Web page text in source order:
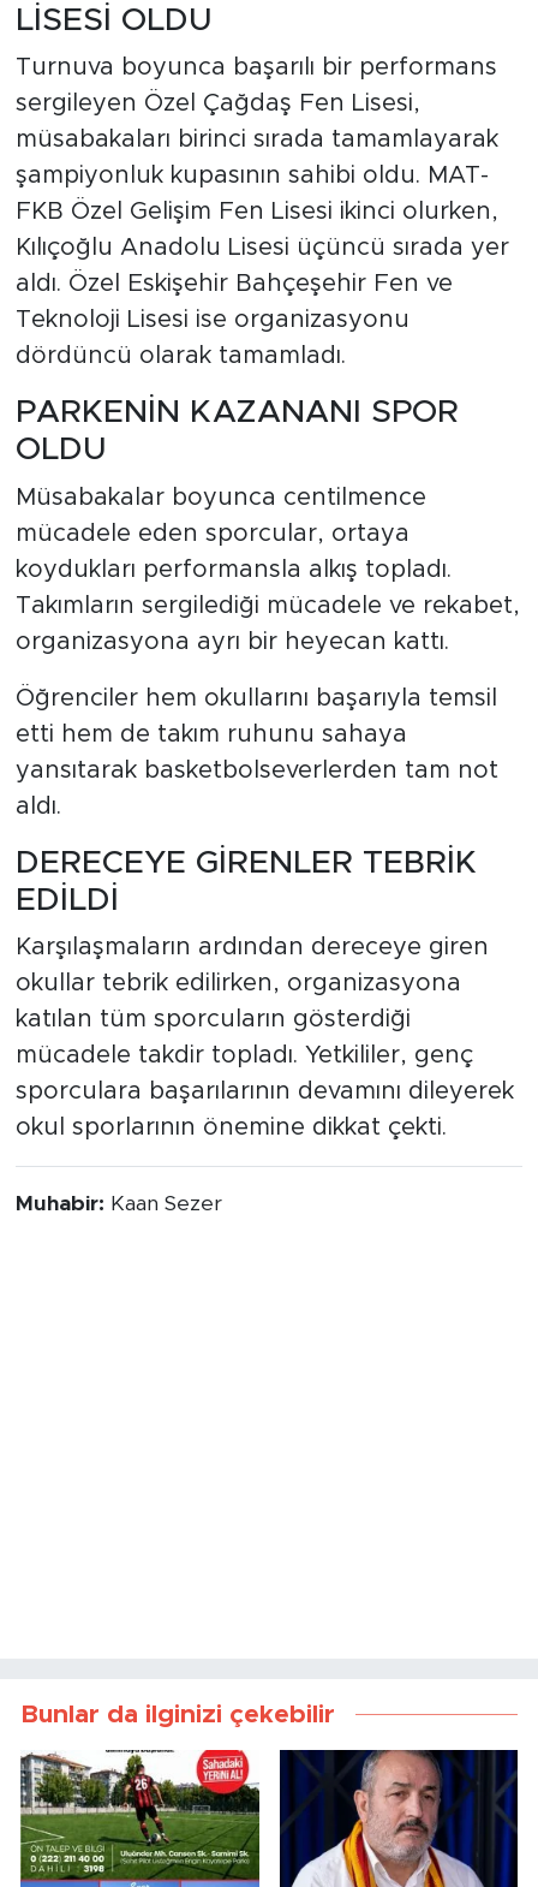
LİSESİ OLDU
Turnuva boyunca başarılı bir performans
sergileyen Özel Çağdaş Fen Lisesi,
müsabakaları birinci sırada tamamlayarak
şampiyonluk kupasının sahibi oldu. MAT-
FKB Özel Gelişim Fen Lisesi ikinci olurken,
Kılıçoğlu Anadolu Lisesi üçüncü sırada yer
aldı. Özel Eskişehir Bahçeşehir Fen ve
Teknoloji Lisesi ise organizasyonu
dördüncü olarak tamamladı.
PARKENİN KAZANANI SPOR
OLDU
Müsabakalar boyunca centilmence
mücadele eden sporcular, ortaya
koydukları performansla alkış topladı.
Takımların sergilediği mücadele ve rekabet,
organizasyona ayrı bir heyecan kattı.
Öğrenciler hem okullarını başarıyla temsil
etti hem de takım ruhunu sahaya
yansıtarak basketbolseverlerden tam not
aldı.
DERECEYE GİRENLER TEBRİK
EDİLDİ
Karşılaşmaların ardından dereceye giren
okullar tebrik edilirken, organizasyona
katılan tüm sporcuların gösterdiği
mücadele takdir topladı. Yetkililer, genç
sporculara başarılarının devamını dileyerek
okul sporlarının önemine dikkat çekti.
Muhabir: Kaan Sezer
Bunlar da ilginizi çekebilir